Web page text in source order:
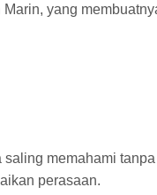
yang
memahami
perasaan.